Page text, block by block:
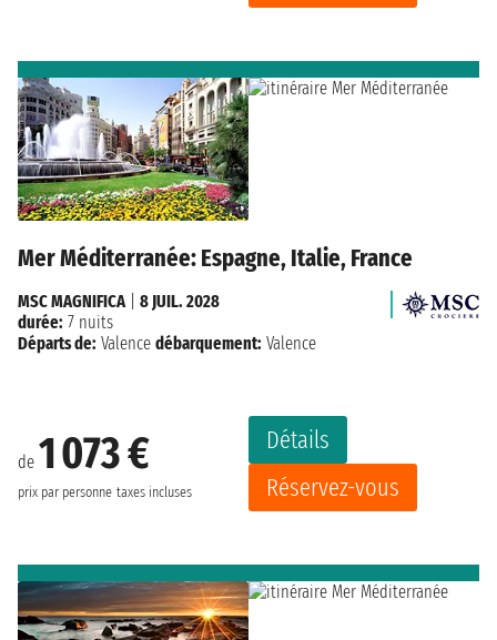
Mer Méditerranée: Espagne, Italie, France
de 1 073 €
prix par personne taxes incluses
Détails
Réservez-vous
MSC MAGNIFICA| 8 JUIL. 2028
durée: 7 nuits
Départs de: Valence débarquement: Valence